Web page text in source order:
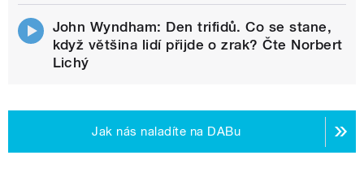
John Wyndham: Den trifidů. Co se stane,
když většina lidí přijde o zrak? Čte Norbert
Lichý
Jak nás naladíte na DABu